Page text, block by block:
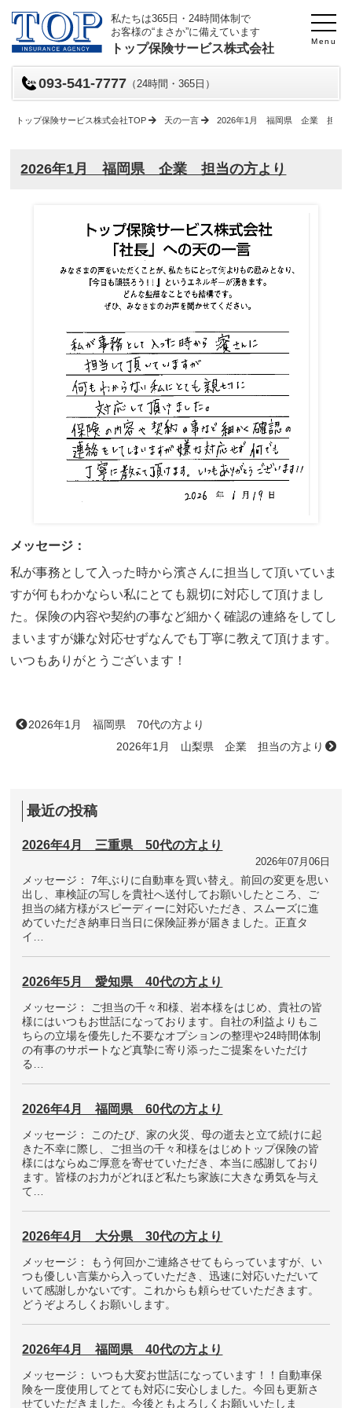
Menu
私たちは365日・24時間体制で
お客様の“まさか”に備えています
トップ保険サービス株式会社
093-541-7777 （24時間・365日）
トップ保険サービス株式会社TOP 天の一言 2026年1月 福岡県 企業 担当の
2026年1月 福岡県 企業 担当の方より
メッセージ：
私が事務として入った時から濱さんに担当して頂いていま
すが何もわかならい私にとても親切に対応して頂けまし
た。保険の内容や契約の事など細かく確認の連絡をしてし
まいますが嫌な対応せずなんでも丁寧に教えて頂けます。
いつもありがとうございます！
2026年1月 福岡県 70代の方より
2026年1月 山梨県 企業 担当の方より
最近の投稿
2026年4月 三重県 50代の方より
2026年07月06日
メッセージ： 7年ぶりに自動車を買い替え。前回の変更を思い
出し、車検証の写しを貴社へ送付してお願いしたところ、ご
担当の緒方様がスピーディーに対応いただき、スムーズに進
めていただき納車日当日に保険証券が届きました。正直タ
イ…
2026年5月 愛知県 40代の方より
メッセージ： ご担当の千々和様、岩本様をはじめ、貴社の皆
様にはいつもお世話になっております。自社の利益よりもこ
ちらの立場を優先した不要なオプションの整理や24時間体制
の有事のサポートなど真摯に寄り添ったご提案をいただけ
る…
2026年4月 福岡県 60代の方より
メッセージ： このたび、家の火災、母の逝去と立て続けに起
きた不幸に際し、ご担当の千々和様をはじめトップ保険の皆
様にはならぬご厚意を寄せていただき、本当に感謝しており
ます。皆様のお力がどれほど私たち家族に大きな勇気を与え
て…
2026年4月 大分県 30代の方より
メッセージ： もう何回かご連絡させてもらっていますが、い
つも優しい言葉から入っていただき、迅速に対応いただいて
いて感謝しかないです。これからも頼らせていただきます。
どうぞよろしくお願いします。
2026年4月 福岡県 40代の方より
メッセージ： いつも大変お世話になっています！！自動車保
険を一度使用してとても対応に安心しました。今回も更新さ
せていただきました。今後ともよろしくお願いいたしま